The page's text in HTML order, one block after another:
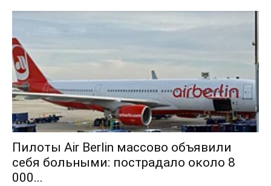
Пилоты Air Berlin массово объявили
себя больными: пострадало около 8
000...